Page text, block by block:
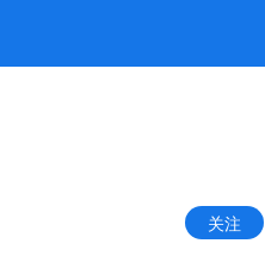
关注